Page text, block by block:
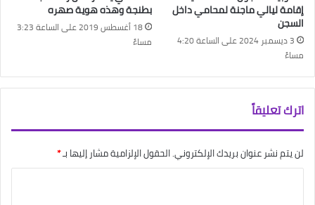
إقامة ليالي ماجنة لمحامي داخل
السجن
3 ديسمبر 2024 على الساعة 4:20
مساءً
بطنجة وهذه هوية صهره
18 أغسطس 2019 على الساعة 3:23
مساءً
اترك تعليقاً
لن يتم نشر عنوان بريدك الإلكتروني.الحقول الإلزامية مشار إليها بـ*